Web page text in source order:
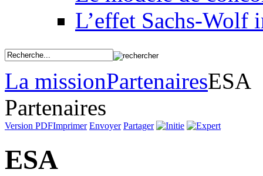
L’effet Sachs-Wolf
La missionPartenairesESA
Partenaires
Version PDFImprimer Envoyer Partager
ESA